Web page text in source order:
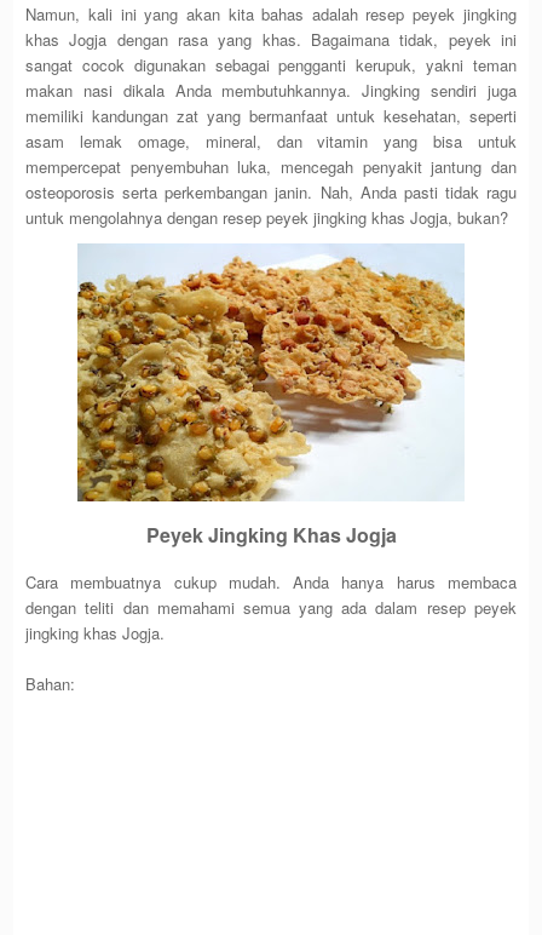
Namun, kali ini yang akan kita bahas adalah resep peyek jingking
khas Jogja dengan rasa yang khas. Bagaimana tidak, peyek ini
sangat cocok digunakan sebagai pengganti kerupuk, yakni teman
makan nasi dikala Anda membutuhkannya. Jingking sendiri juga
memiliki kandungan zat yang bermanfaat untuk kesehatan, seperti
asam lemak omage, mineral, dan vitamin yang bisa untuk
mempercepat penyembuhan luka, mencegah penyakit jantung dan
osteoporosis serta perkembangan janin. Nah, Anda pasti tidak ragu
untuk mengolahnya dengan resep peyek jingking khas Jogja, bukan?
Peyek Jingking Khas Jogja
Cara membuatnya cukup mudah. Anda hanya harus membaca
dengan teliti dan memahami semua yang ada dalam resep peyek
jingking khas Jogja.
Bahan: